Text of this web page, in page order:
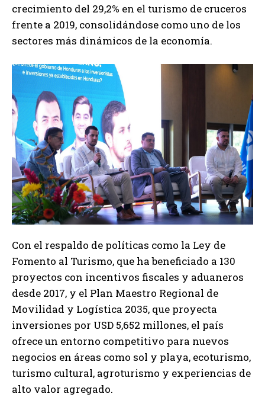
crecimiento del 29,2% en el turismo de cruceros
frente a 2019, consolidándose como uno de los
sectores más dinámicos de la economía.
Con el respaldo de políticas como la Ley de
Fomento al Turismo, que ha beneficiado a 130
proyectos con incentivos fiscales y aduaneros
desde 2017, y el Plan Maestro Regional de
Movilidad y Logística 2035, que proyecta
inversiones por USD 5,652 millones, el país
ofrece un entorno competitivo para nuevos
negocios en áreas como sol y playa, ecoturismo,
turismo cultural, agroturismo y experiencias de
alto valor agregado.